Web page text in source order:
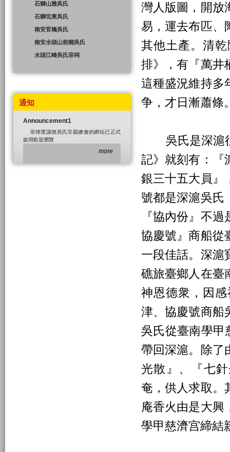
灣人版圖，開放
易，運去布匹、
其他土產。清
排》，有『萬井
這種盛況維持多
争，才日漸蕭條
吳氏是深滬往
記》就刻有：『
銀三十五大員』
號都是深滬吳氏
『協內份』不
協慶號』商船從
一段佳話。深
礁旅臺鄉人在
神恩德衆，因
津、協慶號商船
吳氏從臺南學甲
帶回深滬。除了
光散』、『七
奄，供人求取。
庵香火由是大興
學甲慈濟宫締結
石獅山雅吳氏
石獅坑東吳氏
南安官橋吳氏
南安水頭山前鄉吳氏
水頭江崎吳氏宗祠
通知
Announcement1
菲律濱讓德吳氏宗親總會的網站已正式
啟用歡迎瀏覽
more